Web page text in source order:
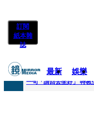
訂閱
紙本雜
誌
最新 娛樂
快訊